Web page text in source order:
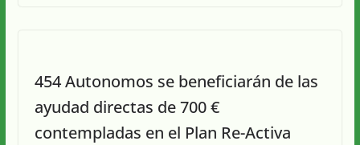
454 Autonomos se beneficiarán de las
ayudad directas de 700 €
contempladas en el Plan Re-Activa